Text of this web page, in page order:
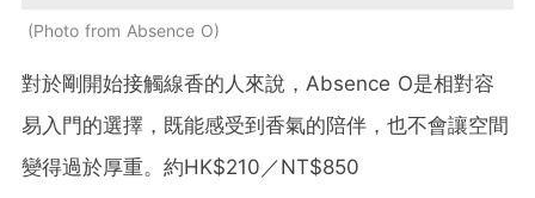
Photo from Absence O
對於剛開始接觸線香的人來說，Absence O是相對容
易入門的選擇，既能感受到香氣的陪伴，也不會讓空間
變得過於厚重。 約HK$210 ／NT$850